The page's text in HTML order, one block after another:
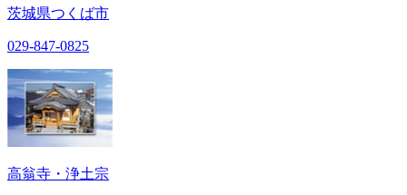
茨城県つくば市
029-847-0825
高翁寺・浄土宗